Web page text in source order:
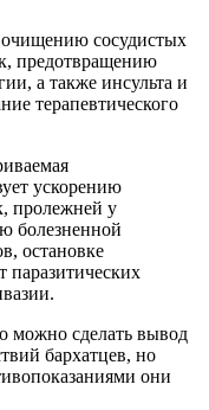
очищению сосудистых
предотвращению
а также инсульта и
терапевтического
ускорению
пролежней у
болезненной
остановке
паразитических
можно сделать вывод
бархатцев, но
они